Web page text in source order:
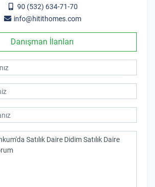
90 (532) 634-71-70
info@hitithomes.com
Danışman İlanları